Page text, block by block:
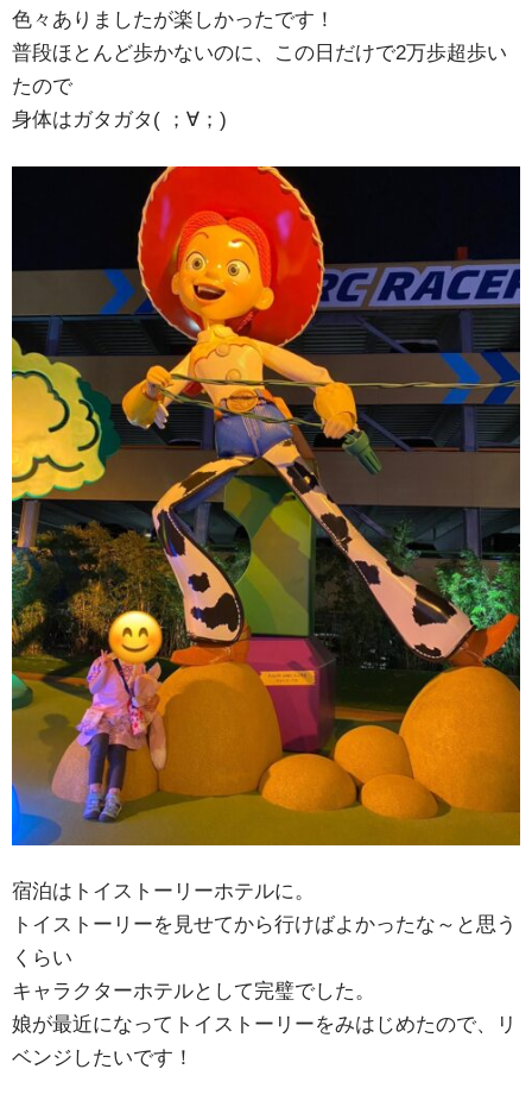
色々ありましたが楽しかったです！
普段ほとんど歩かないのに、この日だけで2万歩超歩い
たので
身体はガタガタ( ；∀；)
宿泊はトイストーリーホテルに。
トイストーリーを見せてから行けばよかったな～と思う
くらい
キャラクターホテルとして完璧でした。
娘が最近になってトイストーリーをみはじめたので、リ
ベンジしたいです！